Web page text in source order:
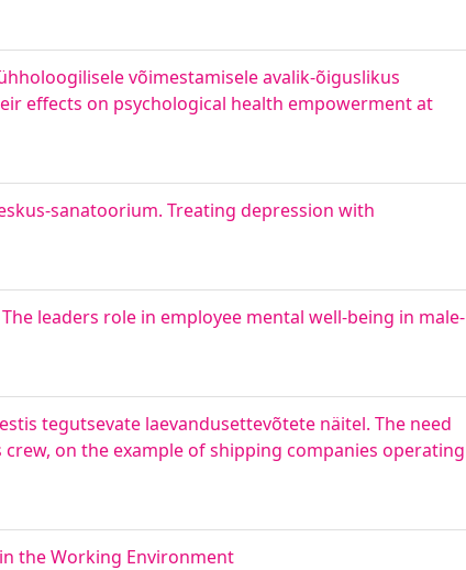
võimestamisele avalik-õiguslikus
effects on psychological health empowerment at
sanatoorium. Treating depression with
leaders role in employee mental well-being in male-
tegutsevate laevandusettevõtete näitel. The need
on the example of shipping companies operating
the Working Environment